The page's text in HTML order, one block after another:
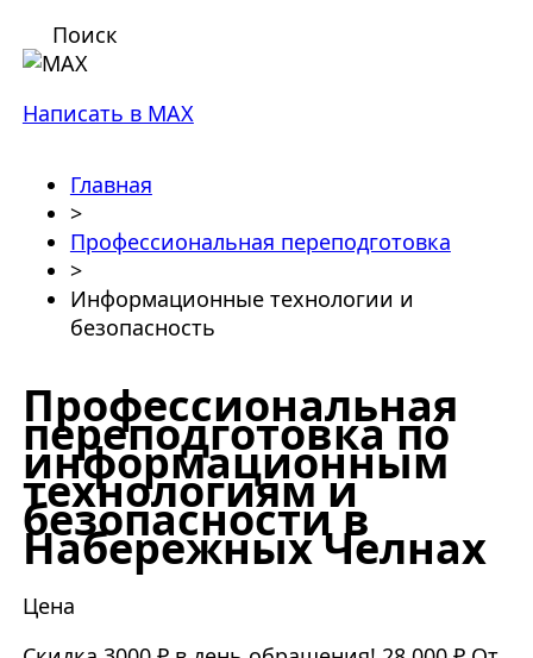
Поиск
Написать в MAX
Главная
>
Профессиональная переподготовка
>
Информационные технологии и
безопасность
Профессиональная
переподготовка по
информационным
технологиям и
безопасности в
Набережных Челнах
Цена